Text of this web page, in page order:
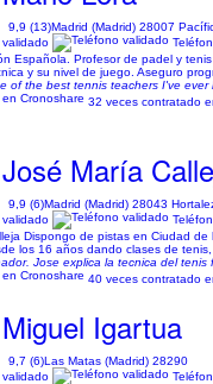
9,9 (13)Madrid (Madrid) 28007
validado
Española. Profesor de padel y
y su nivel de juego. Aseguro
of the best tennis teachers I've
32 veces contratado
José María
9,9 (6)Madrid (Madrid) 28043
validado
Dispongo de pistas en Ciudad
los 16 años dando clases de
Jose explica la tecnica del
40 veces contratado
Miguel Igartua
9,7 (6)Las Matas (Madrid) 28290
validado